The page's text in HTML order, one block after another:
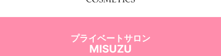
プライベートサロン
MISUZU